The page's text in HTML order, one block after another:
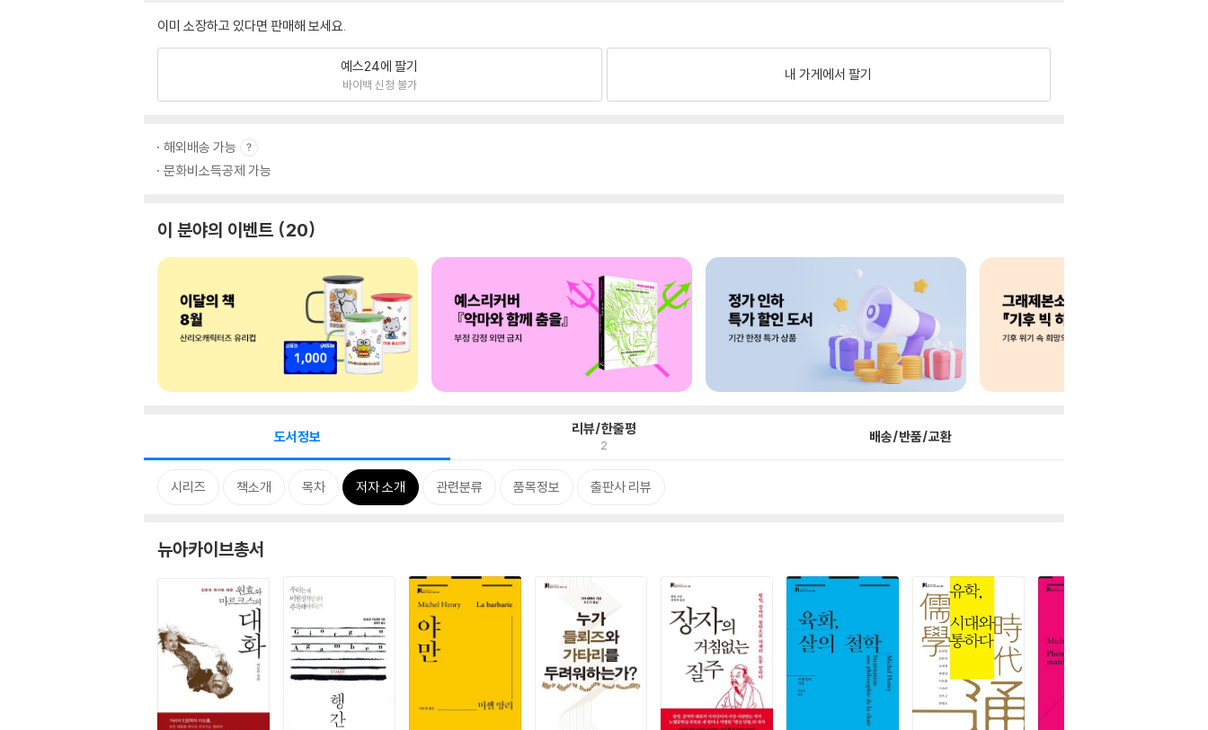
이미 소장하고 있다면 판매해 보세요.
예스24에 팔기
바이백 신청 불가
내 가게에서 팔기
해외배송 가능
문화비소득공제 가능
이 분야의 이벤트 20
도서정보 리뷰/한줄평
2 배송/반품/교환
시리즈 책소개 목차 저자 소개 관련분류 품목정보 출판사 리뷰
뉴아카이브총서